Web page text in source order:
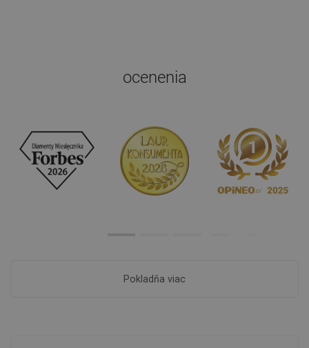
ocenenia
Pokladňa viac